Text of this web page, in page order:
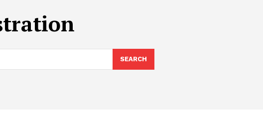
SEARCH